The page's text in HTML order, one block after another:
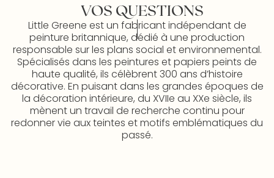
VOS QUESTIONS
Little Greene est un fabricant indépendant de
peinture britannique, dédié à une production
responsable sur les plans social et environnemental.
Spécialisés dans les peintures et papiers peints de
haute qualité, ils célèbrent 300 ans d’histoire
décorative. En puisant dans les grandes époques de
la décoration intérieure, du XVIIe au XXe siècle, ils
mènent un travail de recherche continu pour
redonner vie aux teintes et motifs emblématiques du
passé.